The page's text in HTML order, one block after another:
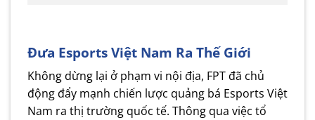
Đưa Esports Việt Nam Ra Thế Giới
Không dừng lại ở phạm vi nội địa, FPT đã chủ
động đẩy mạnh chiến lược quảng bá Esports Việt
Nam ra thị trường quốc tế. Thông qua việc tổ